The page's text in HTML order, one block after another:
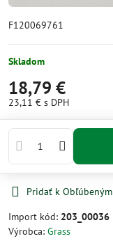
F120069761
Skladom
18,79 €
23,11 € s DPH
Pridať k Obľúbeným
Import kód: 203_00036
Výrobca: Grass